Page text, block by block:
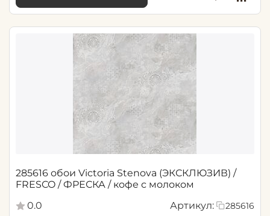
285616 обои Victoria Stenova (ЭКСКЛЮЗИВ) /
FRESCO / ФРЕСКА / кофе с молоком
0.0
Артикул: 285616